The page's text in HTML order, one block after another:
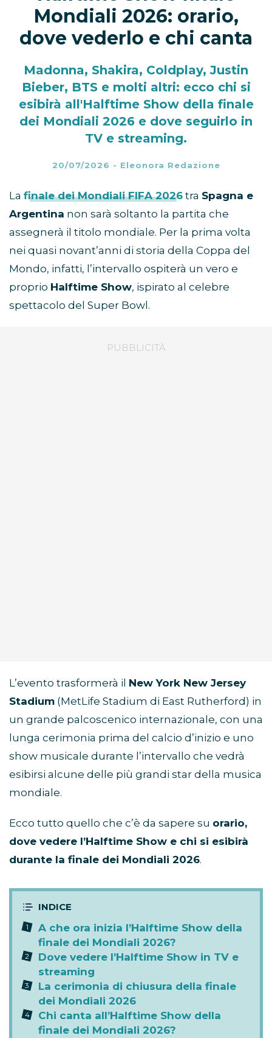
Mondiali 2026: orario,
dove vederlo e chi canta
Madonna, Shakira, Coldplay, Justin
Bieber, BTS e molti altri: ecco chi si
esibirà all'Halftime Show della finale
dei Mondiali 2026 e dove seguirlo in
TV e streaming.
20/07/2026 - Eleonora Redazione
La finale dei Mondiali FIFA 2026 tra Spagna e
Argentina non sarà soltanto la partita che
assegnerà il titolo mondiale. Per la prima volta
nei quasi novant’anni di storia della Coppa del
Mondo, infatti, l’intervallo ospiterà un vero e
proprio Halftime Show, ispirato al celebre
spettacolo del Super Bowl.
L’evento trasformerà il New York New Jersey
Stadium (MetLife Stadium di East Rutherford) in
un grande palcoscenico internazionale, con una
lunga cerimonia prima del calcio d’inizio e uno
show musicale durante l’intervallo che vedrà
esibirsi alcune delle più grandi star della musica
mondiale.
Ecco tutto quello che c’è da sapere su orario,
dove vedere l’Halftime Show e chi si esibirà
durante la finale dei Mondiali 2026.
A che ora inizia l’Halftime Show della
finale dei Mondiali 2026?
Dove vedere l’Halftime Show in TV e
streaming
La cerimonia di chiusura della finale
dei Mondiali 2026
Chi canta all’Halftime Show della
finale dei Mondiali 2026?